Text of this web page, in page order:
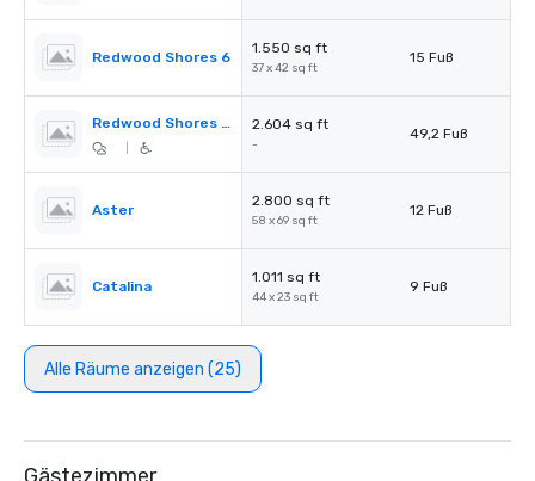
Redwood Shores 6
1.550 sq ft
37 x 42 sq ft
15 Fuß
Redwood Shores Pre-Function 2.604 sq ft
-
49,2 Fuß
Aster
2.800 sq ft
58 x 69 sq ft
12 Fuß
Catalina
1.011 sq ft
44 x 23 sq ft
9 Fuß
Alle Räume anzeigen (25)